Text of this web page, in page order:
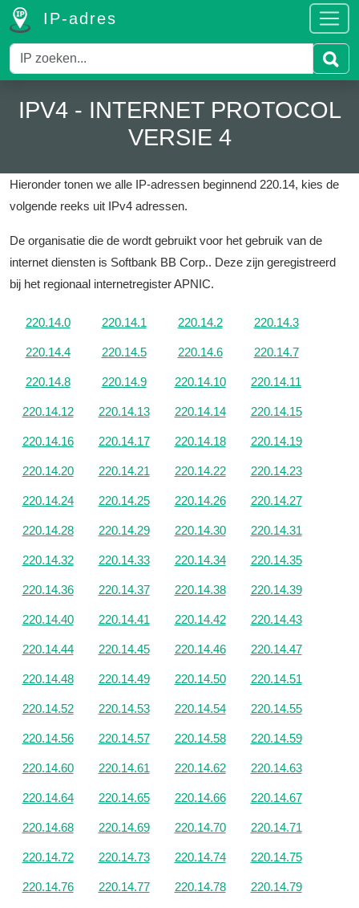
IP-adres
IPV4 - INTERNET PROTOCOL
VERSIE 4
Hieronder tonen we alle IP-adressen beginnend 220.14, kies de
volgende reeks uit IPv4 adressen.
De organisatie die de wordt gebruikt voor het gebruik van de
internet diensten is Softbank BB Corp.. Deze zijn geregistreerd
bij het regionaal internetregister APNIC.
220.14.0 220.14.1 220.14.2 220.14.3
220.14.4 220.14.5 220.14.6 220.14.7
220.14.8 220.14.9 220.14.10 220.14.11
220.14.12 220.14.13 220.14.14 220.14.15
220.14.16 220.14.17 220.14.18 220.14.19
220.14.20 220.14.21 220.14.22 220.14.23
220.14.24 220.14.25 220.14.26 220.14.27
220.14.28 220.14.29 220.14.30 220.14.31
220.14.32 220.14.33 220.14.34 220.14.35
220.14.36 220.14.37 220.14.38 220.14.39
220.14.40 220.14.41 220.14.42 220.14.43
220.14.44 220.14.45 220.14.46 220.14.47
220.14.48 220.14.49 220.14.50 220.14.51
220.14.52 220.14.53 220.14.54 220.14.55
220.14.56 220.14.57 220.14.58 220.14.59
220.14.60 220.14.61 220.14.62 220.14.63
220.14.64 220.14.65 220.14.66 220.14.67
220.14.68 220.14.69 220.14.70 220.14.71
220.14.72 220.14.73 220.14.74 220.14.75
220.14.76 220.14.77 220.14.78 220.14.79